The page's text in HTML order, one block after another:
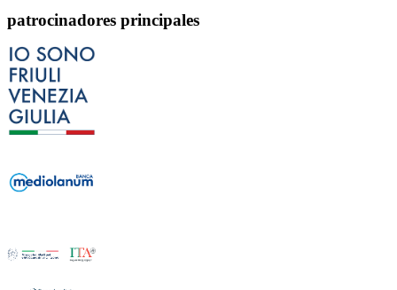
patrocinadores principales